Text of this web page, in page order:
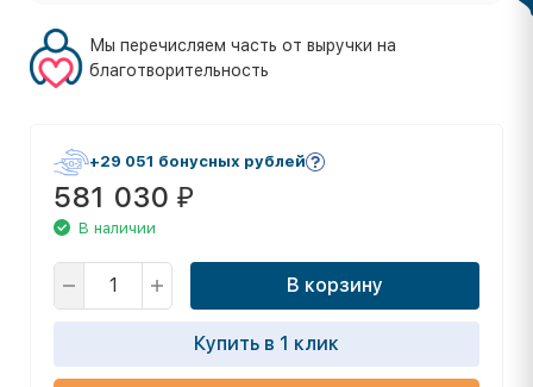
Мы перечисляем часть от выручки на
благотворительность
+29 051 бонусных рублей
581 030 ₽
В наличии
В корзину
Купить в 1 клик